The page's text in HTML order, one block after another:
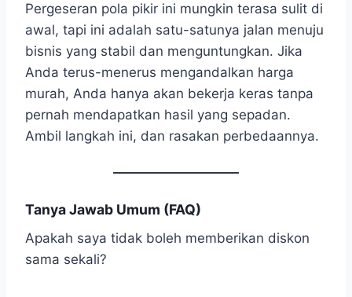
Pergeseran pola pikir ini mungkin terasa sulit di
awal, tapi ini adalah satu-satunya jalan menuju
bisnis yang stabil dan menguntungkan. Jika
Anda terus-menerus mengandalkan harga
murah, Anda hanya akan bekerja keras tanpa
pernah mendapatkan hasil yang sepadan.
Ambil langkah ini, dan rasakan perbedaannya.
Tanya Jawab Umum (FAQ)
Apakah saya tidak boleh memberikan diskon
sama sekali?